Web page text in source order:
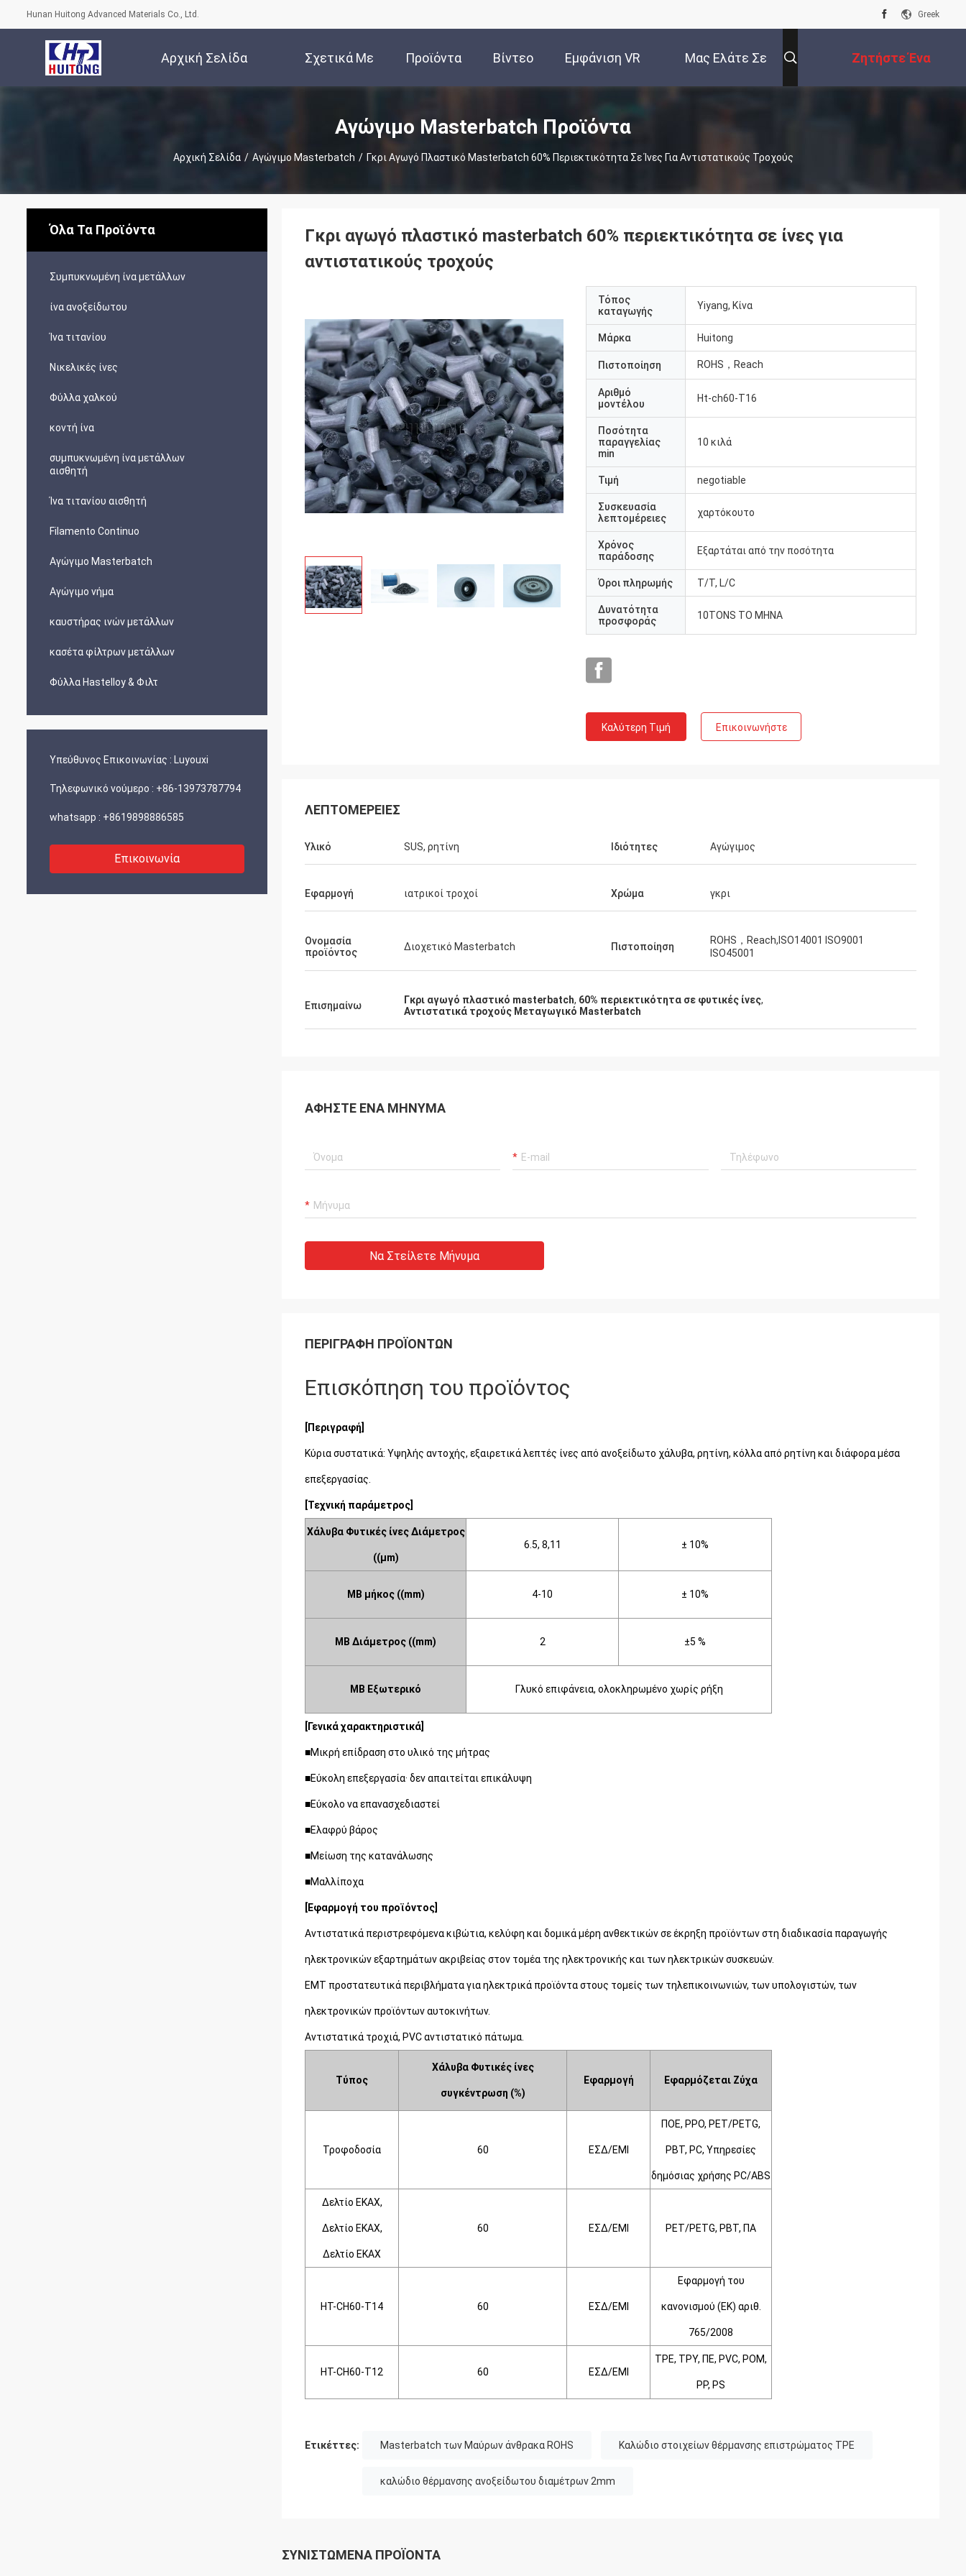
Hunan Huitong Advanced Materials Co., Ltd. Greek
Αρχική Σελίδα Σχετικά Με
Εμάς
Προϊόντα Βίντεο Εμφάνιση VR Μας Ελάτε Σε Ζητήστε Ένα
Απόσπασμα
Αγώγιμο Masterbatch Προϊόντα
Αρχική Σελίδα / Αγώγιμο Masterbatch / Γκρι Αγωγό Πλαστικό Masterbatch 60% Περιεκτικότητα Σε Ίνες Για Αντιστατικούς Τροχούς
Όλα Τα Προϊόντα
Συμπυκνωμένη ίνα μετάλλων
ίνα ανοξείδωτου
Ίνα τιτανίου
Νικελικές ίνες
Φύλλα χαλκού
κοντή ίνα
συμπυκνωμένη ίνα μετάλλων
αισθητή
Ίνα τιτανίου αισθητή
Filamento Continuo
Αγώγιμο Masterbatch
Αγώγιμο νήμα
καυστήρας ινών μετάλλων
κασέτα φίλτρων μετάλλων
Φύλλα Hastelloy & Φιλτ
Υπεύθυνος Επικοινωνίας : Luyouxi
Τηλεφωνικό νούμερο : +86-13973787794
whatsapp : +8619898886585
Επικοινωνία
Γκρι αγωγό πλαστικό masterbatch 60% περιεκτικότητα σε ίνες για
αντιστατικούς τροχούς
Τόπος
καταγωγής
Yiyang, Κίνα
Μάρκα Huitong
Πιστοποίηση ROHS，Reach
Αριθμό
μοντέλου
Ht-ch60-T16
Ποσότητα
παραγγελίας
min
10 κιλά
Τιμή negotiable
Συσκευασία
λεπτομέρειες
χαρτόκουτο
Χρόνος
παράδοσης
Εξαρτάται από την ποσότητα
Όροι πληρωμής T/T, L/C
Δυνατότητα
προσφοράς
10TONS ΤΟ ΜΗΝΑ
Καλύτερη Τιμή Επικοινωνήστε
ΛΕΠΤΟΜΈΡΕΙΕΣ
Υλικό SUS, ρητίνη Ιδιότητες Αγώγιμος
Εφαρμογή ιατρικοί τροχοί Χρώμα γκρι
Ονομασία
προϊόντος
Διοχετικό Masterbatch Πιστοποίηση
ROHS，Reach,ISO14001 ISO9001
ISO45001
Επισημαίνω Γκρι αγωγό πλαστικό masterbatch, 60% περιεκτικότητα σε φυτικές ίνες,
Αντιστατικά τροχούς Μεταγωγικό Masterbatch
ΑΦΉΣΤΕ ΈΝΑ ΜΉΝΥΜΑ
Να Στείλετε Μήνυμα
ΠΕΡΙΓΡΑΦΉ ΠΡΟΪΌΝΤΩΝ
Επισκόπηση του προϊόντος
[Περιγραφή]
Κύρια συστατικά: Υψηλής αντοχής, εξαιρετικά λεπτές ίνες από ανοξείδωτο χάλυβα, ρητίνη, κόλλα από ρητίνη και διάφορα μέσα
επεξεργασίας.
[Τεχνική παράμετρος]
Χάλυβα Φυτικές ίνες Διάμετρος
((μm)
6.5, 8,11 ± 10%
ΜΒ μήκος ((mm) 4-10 ± 10%
ΜΒ Διάμετρος ((mm) 2 ±5 %
ΜΒ Εξωτερικό Γλυκό επιφάνεια, ολοκληρωμένο χωρίς ρήξη
[Γενικά χαρακτηριστικά]
■Μικρή επίδραση στο υλικό της μήτρας
■Εύκολη επεξεργασία· δεν απαιτείται επικάλυψη
■Εύκολο να επανασχεδιαστεί
■Ελαφρύ βάρος
■Μείωση της κατανάλωσης
■Μαλλίποχα
[Εφαρμογή του προϊόντος]
Αντιστατικά περιστρεφόμενα κιβώτια, κελύφη και δομικά μέρη ανθεκτικών σε έκρηξη προϊόντων στη διαδικασία παραγωγής
ηλεκτρονικών εξαρτημάτων ακριβείας στον τομέα της ηλεκτρονικής και των ηλεκτρικών συσκευών.
ΕΜΤ προστατευτικά περιβλήματα για ηλεκτρικά προϊόντα στους τομείς των τηλεπικοινωνιών, των υπολογιστών, των
ηλεκτρονικών προϊόντων αυτοκινήτων.
Αντιστατικά τροχιά, PVC αντιστατικό πάτωμα.
Τύπος
Χάλυβα Φυτικές ίνες
συγκέντρωση (%)
Εφαρμογή Εφαρμόζεται Ζύχα
Τροφοδοσία 60 ΕΣΔ/ΕΜΙ
ΠΟΕ, PPO, PET/PETG,
PBT, PC, Υπηρεσίες
δημόσιας χρήσης PC/ABS
Δελτίο ΕΚΑΧ,
Δελτίο ΕΚΑΧ,
Δελτίο ΕΚΑΧ
60 ΕΣΔ/ΕΜΙ PET/PETG, PBT, ΠΑ
HT-CH60-T14 60 ΕΣΔ/ΕΜΙ
Εφαρμογή του
κανονισμού (ΕΚ) αριθ.
765/2008
HT-CH60-T12 60 ΕΣΔ/ΕΜΙ
TPE, ΤΡΥ, ΠΕ, PVC, POM,
PP, PS
Ετικέττες: Masterbatch των Μαύρων άνθρακα ROHS Καλώδιο στοιχείων θέρμανσης επιστρώματος TPE
καλώδιο θέρμανσης ανοξείδωτου διαμέτρων 2mm
ΣΥΝΙΣΤΏΜΕΝΑ ΠΡΟΪΌΝΤΑ